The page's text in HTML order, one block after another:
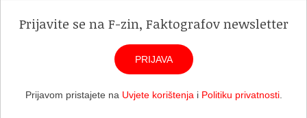
Prijavite se na F-zin, Faktografov newsletter
PRIJAVA
Prijavom pristajete na Uvjete korištenja i Politiku privatnosti.